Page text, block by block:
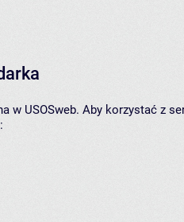
w USOSweb. Aby korzystać z